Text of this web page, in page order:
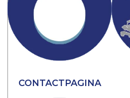
CONTACTPAGINA